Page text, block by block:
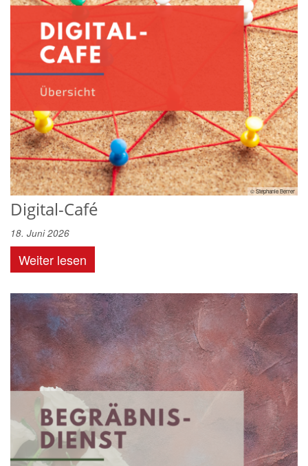
© Stephanie Berrer
Digital-Café
18. Juni 2026
Weiter lesen